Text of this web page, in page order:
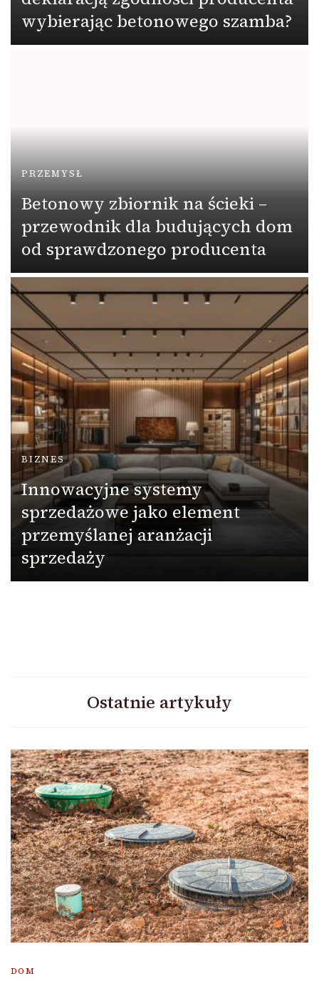
wybierając betonowego szamba?
PRZEMYSŁ
Betonowy zbiornik na ścieki –
przewodnik dla budujących dom
od sprawdzonego producenta
BIZNES
Innowacyjne systemy
sprzedażowe jako element
przemyślanej aranżacji
sprzedaży
Ostatnie artykuły
DOM